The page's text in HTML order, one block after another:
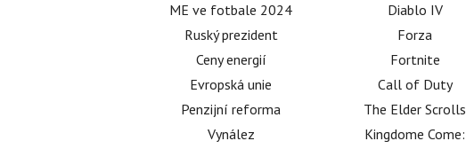
ME ve fotbale 2024
Ruský prezident
Ceny energií
Evropská unie
Penzijní reforma
Vynález
Diablo IV
Forza
Fortnite
Call of Duty
The Elder Scrolls
Kingdome Come: